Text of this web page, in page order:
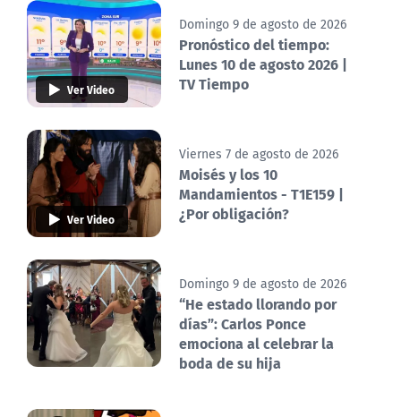
Ver Video
Domingo 9 de agosto de 2026
Pronóstico del tiempo:
Lunes 10 de agosto 2026 |
TV Tiempo
Ver Video
Viernes 7 de agosto de 2026
Moisés y los 10
Mandamientos - T1E159 |
¿Por obligación?
Domingo 9 de agosto de 2026
“He estado llorando por
días”: Carlos Ponce
emociona al celebrar la
boda de su hija